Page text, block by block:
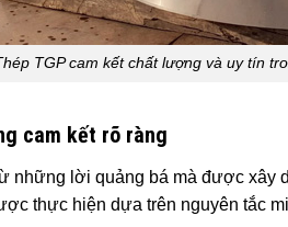
TGP cam kết chất lượng và uy tín
cam kết rõ ràng
những lời quảng bá mà được xây
thực hiện dựa trên nguyên tắc